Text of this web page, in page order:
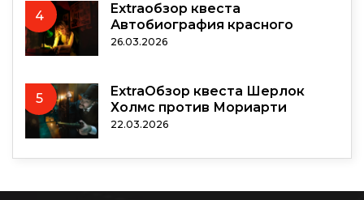
4
Extraобзор квеста
Автобиография красного
26.03.2026
5
ExtraОбзор квеста Шерлок
Холмс против Мориарти
22.03.2026